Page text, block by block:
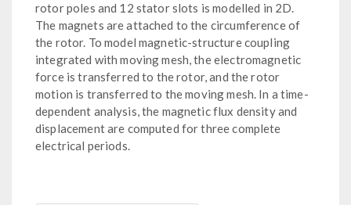
rotor poles and 12 stator slots is modelled in 2D.
The magnets are attached to the circumference of
the rotor. To model magnetic-structure coupling
integrated with moving mesh, the electromagnetic
force is transferred to the rotor, and the rotor
motion is transferred to the moving mesh. In a time-
dependent analysis, the magnetic flux density and
displacement are computed for three complete
electrical periods.